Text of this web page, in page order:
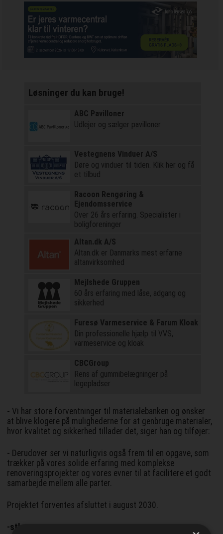
Løsninger du kan bruge!
ABC Pavilloner
Udlejer og sælger pavilloner
Vestegnens Vinduer A/S
Døre og vinduer til tiden. Klik her og få
et tilbud
Racoon Rengøring &
Ejendomsservice
Over 26 års erfaring. Specialister i
boligforeninger
Altan.dk A/S
Altan.dk er Danmarks mest erfarne
altanvirksomhed
Mejlshede Gruppen
60 års erfaring med låse, adgang og
sikkerhed
Furesø Varmeservice & Farum Kloak
Din professionelle hjælp til VVS,
varmeservice og kloak
CBCGroup
Rens af gummibelægninger på
legepladser
- Vi har store forventninger til materialebanken og ønsker
at blive klogere på mulighederne for at genbruge materialer,
hvor kvalitet og sikkerhed tillader det, siger han og tilføjer:
- Derudover ser vi naturligvis også frem til en opgave, som
trækker på vores solide erfaring med komplekse
renoveringsprojekter og vores evner til at facilitere et godt
samarbejde mellem alle parter.
Projektet forventes afsluttet i august 2030.
-stk